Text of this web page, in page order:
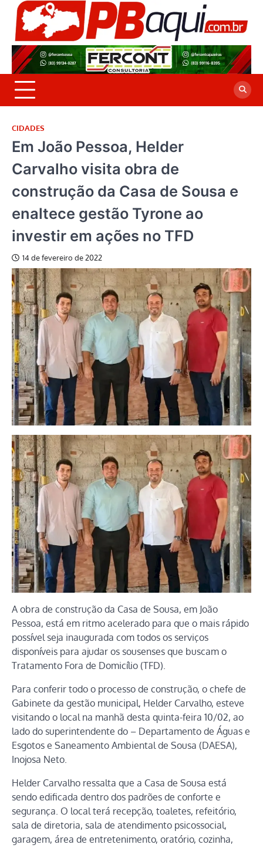
Skip
content
CIDADES
Em João Pessoa, Helder
Carvalho visita obra de
construção da Casa de Sousa e
enaltece gestão Tyrone ao
investir em ações no TFD
14 de fevereiro de 2022
A obra de construção da Casa de Sousa, em João
Pessoa, está em ritmo acelerado para que o mais rápido
possível seja inaugurada com todos os serviços
disponíveis para ajudar os sousenses que buscam o
Tratamento Fora de Domicílio (TFD).
Para conferir todo o processo de construção, o chefe de
Gabinete da gestão municipal, Helder Carvalho, esteve
visitando o local na manhã desta quinta-feira 10/02, ao
lado do superintendente do – Departamento de Águas e
Esgotos e Saneamento Ambiental de Sousa (DAESA),
Inojosa Neto.
Helder Carvalho ressalta que a Casa de Sousa está
sendo edificada dentro dos padrões de conforte e
segurança. O local terá recepção, toaletes, refeitório,
sala de diretoria, sala de atendimento psicossocial,
garagem, área de entretenimento, oratório, cozinha,